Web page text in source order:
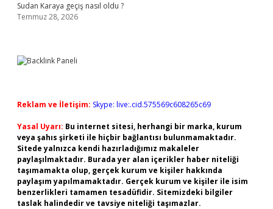
Sudan Karaya geçiş nasıl oldu ?
Temmuz 28, 2026
Reklam ve İletişim: Skype: live:.cid.575569c608265c69
Yasal Uyarı: Bu internet sitesi, herhangi bir marka, kurum
veya şahıs şirketi ile hiçbir bağlantısı bulunmamaktadır.
Sitede yalnızca kendi hazırladığımız makaleler
paylaşılmaktadır. Burada yer alan içerikler haber niteliği
taşımamakta olup, gerçek kurum ve kişiler hakkında
paylaşım yapılmamaktadır. Gerçek kurum ve kişiler ile isim
benzerlikleri tamamen tesadüfidir. Sitemizdeki bilgiler
taslak halindedir ve tavsiye niteliği taşımazlar.